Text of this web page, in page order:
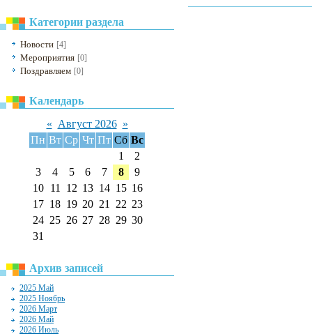
Категории раздела
Новости [4]
Мероприятия [0]
Поздравляем [0]
Календарь
« Август 2026 »
Пн Вт Ср Чт Пт Сб Вс
1
2
3
4 5 6 7 8
9
10
11 12 13 14 15 16
17 18 19 20 21 22 23
24 25 26 27 28 29 30
31
Архив записей
2025 Май
2025 Ноябрь
2026 Март
2026 Май
2026 Июль